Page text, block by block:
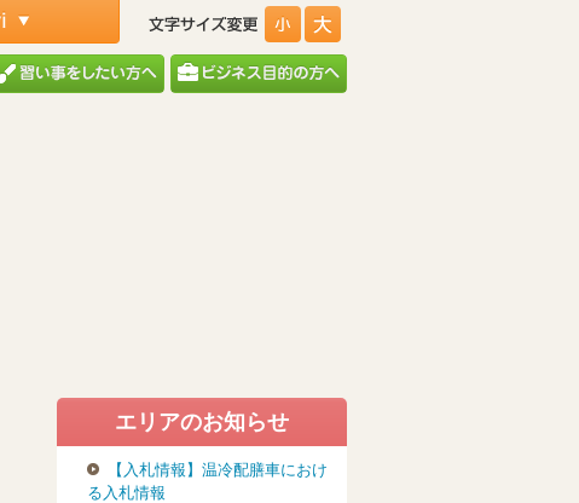
エリアのお知らせ
【入札情報】温冷配膳車におけ
る入札情報